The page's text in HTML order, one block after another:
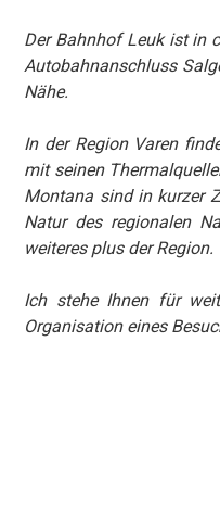
Der Bahnhof Leuk ist in
Autobahnanschluss
Nähe.
In der Region Varen
mit seinen
Montana sind in kurzer
Natur des regionalen
weiteres plus der Region.
Ich stehe Ihnen für
Organisation eines